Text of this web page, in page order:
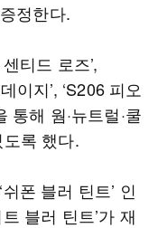
정한다.
티드 로즈’,
이지’, ‘S206 피오
통해 웜·뉴트럴·쿨
록 했다.
폰 블러 틴트’ 인
블러 틴트’가 재